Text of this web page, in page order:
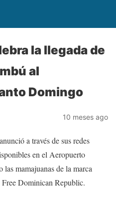
la llegada de
al
Domingo
10 meses ago
a través de sus redes
en el Aeropuerto
mamajuanas de la marca
Dominican Republic.